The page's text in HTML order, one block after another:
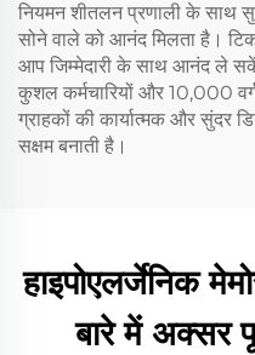
नियमन शीतलन प्रणाली के
सोने वाले को आनंद मिलता है।
आप जिम्मेदारी के साथ आनंद ले
कुशल कर्मचारियों और 10,000 वर्ग
ग्राहकों की कार्यात्मक और सुंदर
सक्षम बनाती है।
हाइपोएलर्जेनिक
बारे में अक्सर